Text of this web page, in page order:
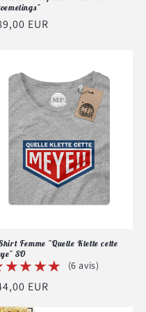
EUR
Femme "Quelle Klette cette
SO
(6 avis)
EUR